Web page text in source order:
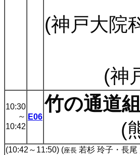
(神戸大院
(神
10:30
～
10:42
E06
竹の通道
(
(10:42～11:50) (座長 若杉 玲子・長尾